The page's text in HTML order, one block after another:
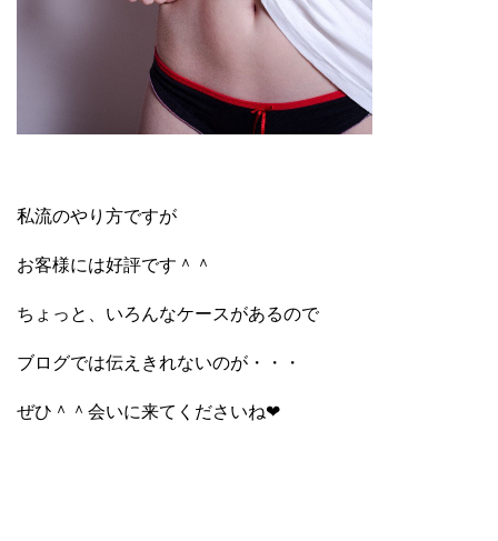
私流のやり方ですが
お客様には好評です＾＾
ちょっと、いろんなケースがあるので
ブログでは伝えきれないのが・・・
ぜひ＾＾会いに来てくださいね❤